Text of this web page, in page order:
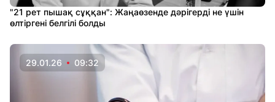
"21 рет пышақ сұққан": Жаңаөзенде дәрігерді не үшін
өлтіргені белгілі болды
29.01.26 09:32